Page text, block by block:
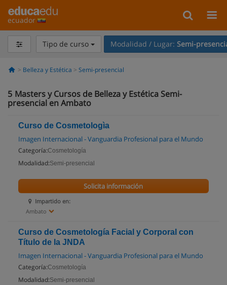
ecuador
Tipo de curso Modalidad / Lugar: Semi-
Belleza y Estética Semi-presencial
5 Masters y Cursos de Belleza y Estética Semi-
presencial en Ambato
Curso de Cosmetologìa
Imagen Internacional - Vanguardia Profesional para el Mundo
Categoría:Cosmetología
Modalidad:Semi-presencial
Impartido en:
Ambato
Solicita información
Curso de Cosmetología Facial y Corporal con
Título de la JNDA
Imagen Internacional - Vanguardia Profesional para el Mundo
Categoría:Cosmetología
Modalidad:Semi-presencial